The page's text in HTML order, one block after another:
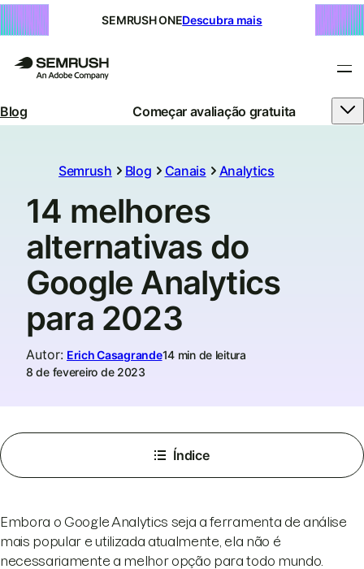
SEMRUSH ONEDescubra mais
Blog Começar avaliação gratuita
Semrush Blog Canais Analytics
14 melhores
alternativas do
Google Analytics
para 2023
Autor: Erich Casagrande14 min de leitura
8 de fevereiro de 2023
Índice
Embora o Google Analytics seja a ferramenta de análise
mais popular e utilizada atualmente, ela não é
necessariamente a melhor opção para todo mundo.